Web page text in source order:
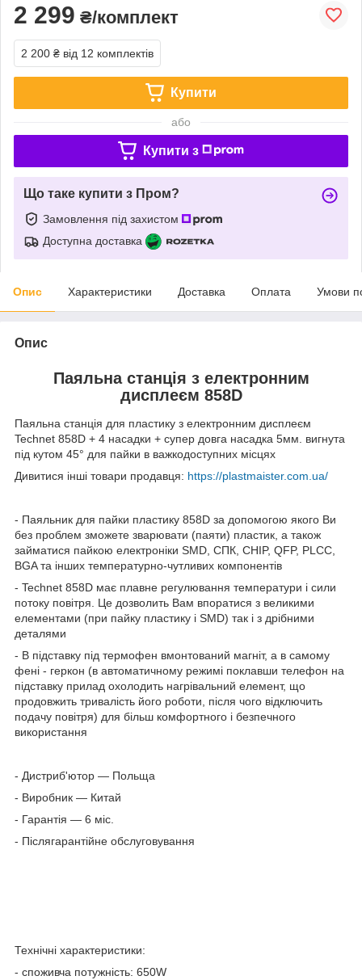
2 299 ₴/комплект
2 200 ₴ від 12 комплектів
Купити
або
Купити з
Що таке купити з Пром?
Замовлення під захистом
Доступна доставка
Опис Характеристики Доставка Оплата Умови
Опис
Паяльна станція з електронним
дисплеєм 858D
Паяльна станція для пластику з електронним дисплеєм
Technet 858D + 4 насадки + супер довга насадка 5мм. вигнута
під кутом 45° для пайки в важкодоступних місцях
Дивитися інші товари продавця: https://plastmaister.com.ua/
- Паяльник для пайки пластику 858D за допомогою якого Ви
без проблем зможете зварювати (паяти) пластик, а також
займатися пайкою електроніки SMD, СПК, CHIP, QFP, PLCC,
BGA та інших температурно-чутливих компонентів
- Technet 858D має плавне регулювання температури і сили
потоку повітря. Це дозволить Вам впоратися з великими
елементами (при пайку пластику і SMD) так і з дрібними
деталями
- В підставку під термофен вмонтований магніт, а в самому
фені - геркон (в автоматичному режимі поклавши телефон на
підставку прилад охолодить нагрівальний елемент, що
продовжить тривалість його роботи, після чого відключить
подачу повітря) для більш комфортного і безпечного
використання
- Дистриб'ютор — Польща
- Виробник — Китай
- Гарантія — 6 міс.
- Післягарантійне обслуговування
Технічні характеристики:
- споживча потужність: 650W